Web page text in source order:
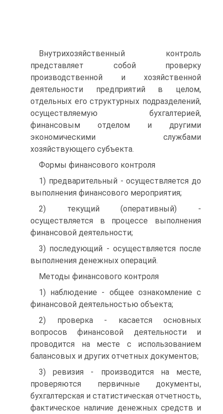
Внутрихозяйственный контроль
представляет собой проверку
производственной и хозяйственной
деятельности предприятий в целом,
отдельных его структурных подразделений,
осуществляемую бухгал­терией,
финансовым отделом и другими
экономическими службами
хозяйствующего субъекта.
Формы финансового контроля
1) предварительный - осуществляется до
выполнения финансового мероприятия;
2) текущий (оперативный) -
осуществляется в процессе выполнения
финансовой деятельности;
3) последующий - осуществляется после
выполнения денежных операций.
Методы финансового контроля
1) наблюдение - общее ознакомление с
финансовой деятельностью объекта;
2) проверка - касается основных
вопросов финансовой деятельности и
проводится на месте с использованием
балансовых и других отчетных документов;
3) ревизия - производится на месте,
проверяются первичные документы,
бухгалтерская и статистическая отчетность,
фактическое наличие денежных средств и